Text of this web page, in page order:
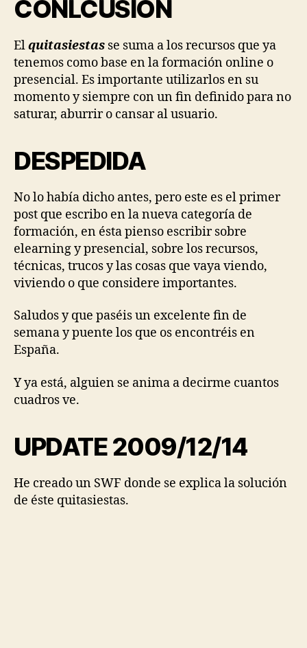
CONLCUSIÓN
Elquitasiestas se suma a los recursos que ya
tenemos como base en la formación online o
presencial. Es importante utilizarlos en su
momento y siempre con un fin definido para no
saturar, aburrir o cansar al usuario.
DESPEDIDA
No lo había dicho antes, pero este es el primer
post que escribo en la nueva categoría de
formación, en ésta pienso escribir sobre
elearning y presencial, sobre los recursos,
técnicas, trucos y las cosas que vaya viendo,
viviendo o que considere importantes.
Saludos y que paséis un excelente fin de
semana y puente los que os encontréis en
España.
Y ya está, alguien se anima a decirme cuantos
cuadros ve.
UPDATE 2009/12/14
He creado un SWF donde se explica la solución
de éste quitasiestas.